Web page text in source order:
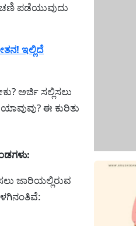
ಪಡೆಯುವುದು
ಇಲ್ಲಿದೆ
ಅರ್ಜಿ ಸಲ್ಲಿಸಲು
ಈ ಕುರಿತು
ಜಾರಿಯಲ್ಲಿರುವ